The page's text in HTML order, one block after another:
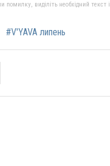
помилку, виділіть необхідний
#V'YAVA липень